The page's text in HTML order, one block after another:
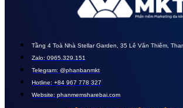
Tầng 4 Toà Nhà Stellar Garden, 35 Lê Văn Thiêm,
Zalo: 0965.329.151
Telegram: @phanbanmkt
Hotline: +84 967 778 327
Website: phanmemsharebai.com